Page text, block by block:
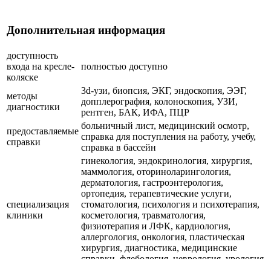
Дополнительная информация
доступность
входа на кресле-
коляске
полностью доступно
методы
диагностики
3d-узи, биопсия, ЭКГ, эндоскопия, ЭЭГ,
допплерография, колоноскопия, УЗИ,
рентген, БАК, ИФА, ПЦР
предоставляемые
справки
больничный лист, медицинский осмотр,
справка для поступления на работу, учебу,
справка в бассейн
специализация
клиники
гинекология, эндокринология, хирургия,
маммология, оториноларингология,
дерматология, гастроэнтерология,
ортопедия, терапевтические услуги,
стоматология, психология и психотерапия,
косметология, травматология,
физиотерапия и ЛФК, кардиология,
аллергология, онкология, пластическая
хирургия, диагностика, медицинские